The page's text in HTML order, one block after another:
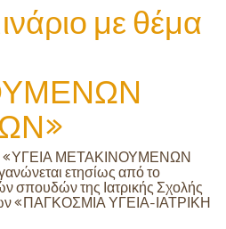
με θέμα
«ΥΓΕΙΑ ΜΕΤΑΚΙΝΟΥΜΕΝΩΝ
ετησίως από το
σπουδών της Ιατρικής Σχολής
«ΠΑΓΚΟΣΜΙΑ ΥΓΕΙΑ-ΙΑΤΡΙΚΗ